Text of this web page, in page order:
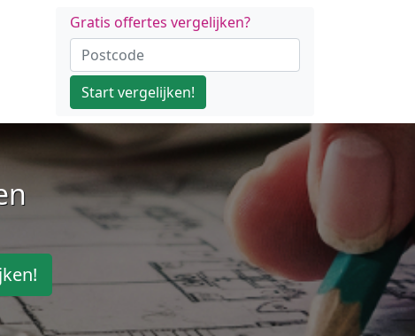
Gratis offertes vergelijken?
Start vergelijken!